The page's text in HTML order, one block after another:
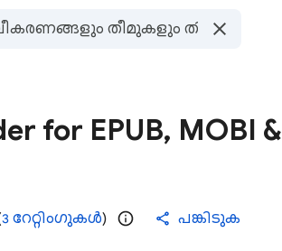
for EPUB, MOBI &
3 റേറ്റിംഗുകൾ) പങ്കിടുക